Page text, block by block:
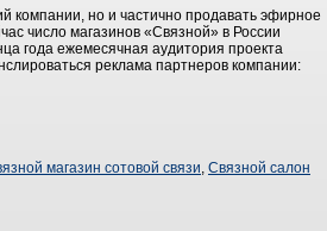
компании, но и частично продавать эфирное
число магазинов «Связной» в России
года ежемесячная аудитория проекта
реклама партнеров компании:
магазин сотовой связи, Связной салон